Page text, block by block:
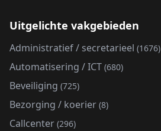
Uitgelichte vakgebieden
Administratief / secretarieel (1676)
Automatisering / ICT (680)
Beveiliging (725)
Bezorging / koerier (8)
Callcenter (296)